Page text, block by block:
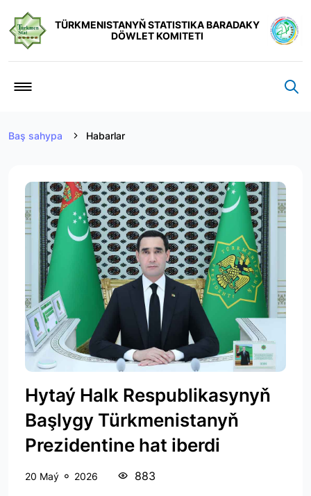
TÜRKMENISTANYŇ STATISTIKA BARADAKY
DÖWLET KOMITETI
Baş sahypa Habarlar
Hytaý Halk Respublikasynyň
Başlygy Türkmenistanyň
Prezidentine hat iberdi
20 Maý 2026 883